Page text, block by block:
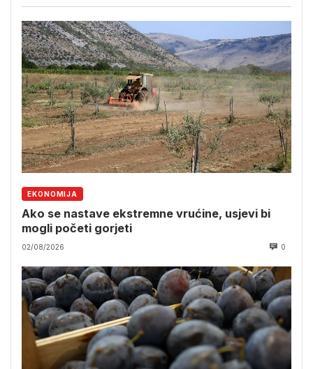
EKONOMIJA
Ako se nastave ekstremne vrućine, usjevi bi
mogli početi gorjeti
02/08/2026 0